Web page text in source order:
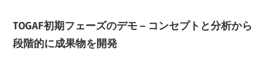
TOGAF初期フェーズのデモ – コンセプトと分析から
段階的に成果物を開発